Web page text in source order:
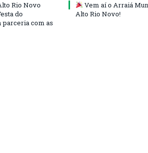
Rio Novo
do
parceria com as
Vem aí o Arraiá
Alto Rio Novo!